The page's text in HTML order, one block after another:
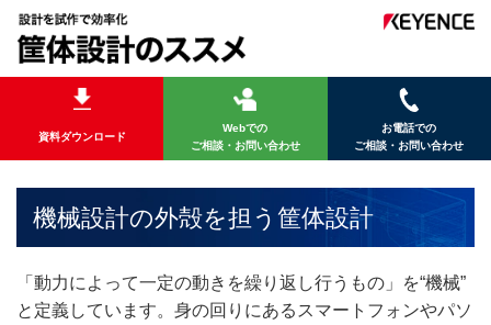
資料ダウンロード
Webでの
ご相談・お問い合わせ
お電話での
ご相談・お問い合わせ
機械設計の外殻を担う筐体設計
「動力によって一定の動きを繰り返し行うもの」を“機械”
と定義しています。身の回りにあるスマートフォンやパソ